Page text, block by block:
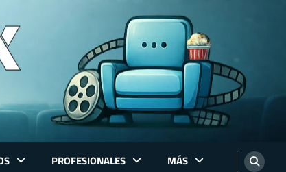
PROFESIONALES MÁS